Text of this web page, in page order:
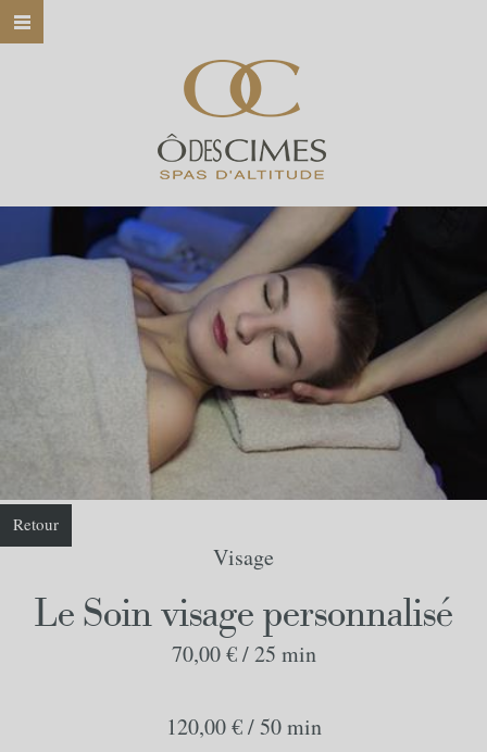
HOME
Ô DES CIMES
NOS SPAS
NOS SOINS
NOS MARQUES
BONS CADEAUX
CONTACT
Retour
Visage
Le Soin visage personnalisé
70,00 € /25 min
120,00 € /50 min